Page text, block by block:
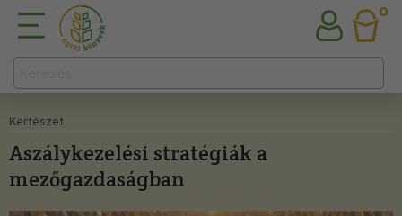
0
Kertészet
Aszálykezelési stratégiák a
mezőgazdaságban